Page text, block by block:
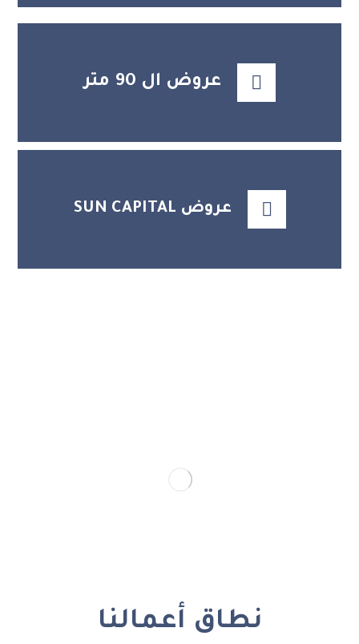
عروض ال 90 متر
عروض SUN CAPITAL
نطاق أعمالنا